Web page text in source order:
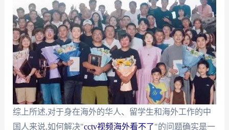
综上所述,对于身在海外的华人、留学生和海外工作的中
国人来说,如何解决"cctv视频海外看不了"的问题确实是一